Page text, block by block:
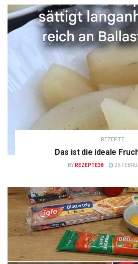
REZEPTE
Das ist die ideale
BY REZEPTE38 26